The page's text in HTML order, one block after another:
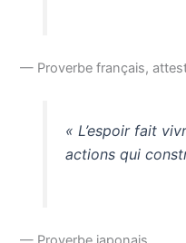
— Proverbe français,
« L’espoir fait
actions qui